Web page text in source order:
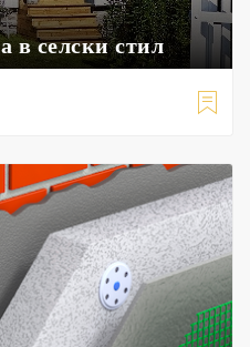
селски стил
